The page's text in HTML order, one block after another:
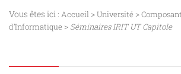
Vous êtes ici : Accueil >Université >
d’Informatique > Séminaires IRIT UT Capitole